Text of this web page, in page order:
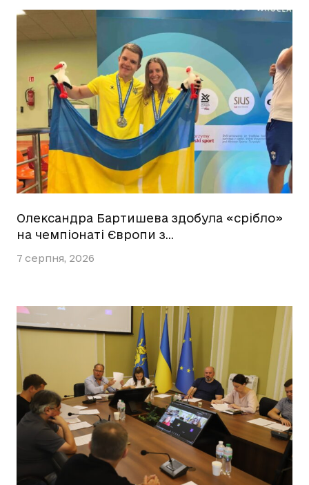
Олександра Бартишева здобула «срібло»
на чемпіонаті Європи з…
7 серпня, 2026